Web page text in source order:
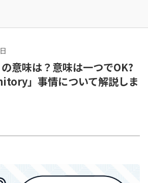
意味は？意味は一つでOK?
」事情について解説しま